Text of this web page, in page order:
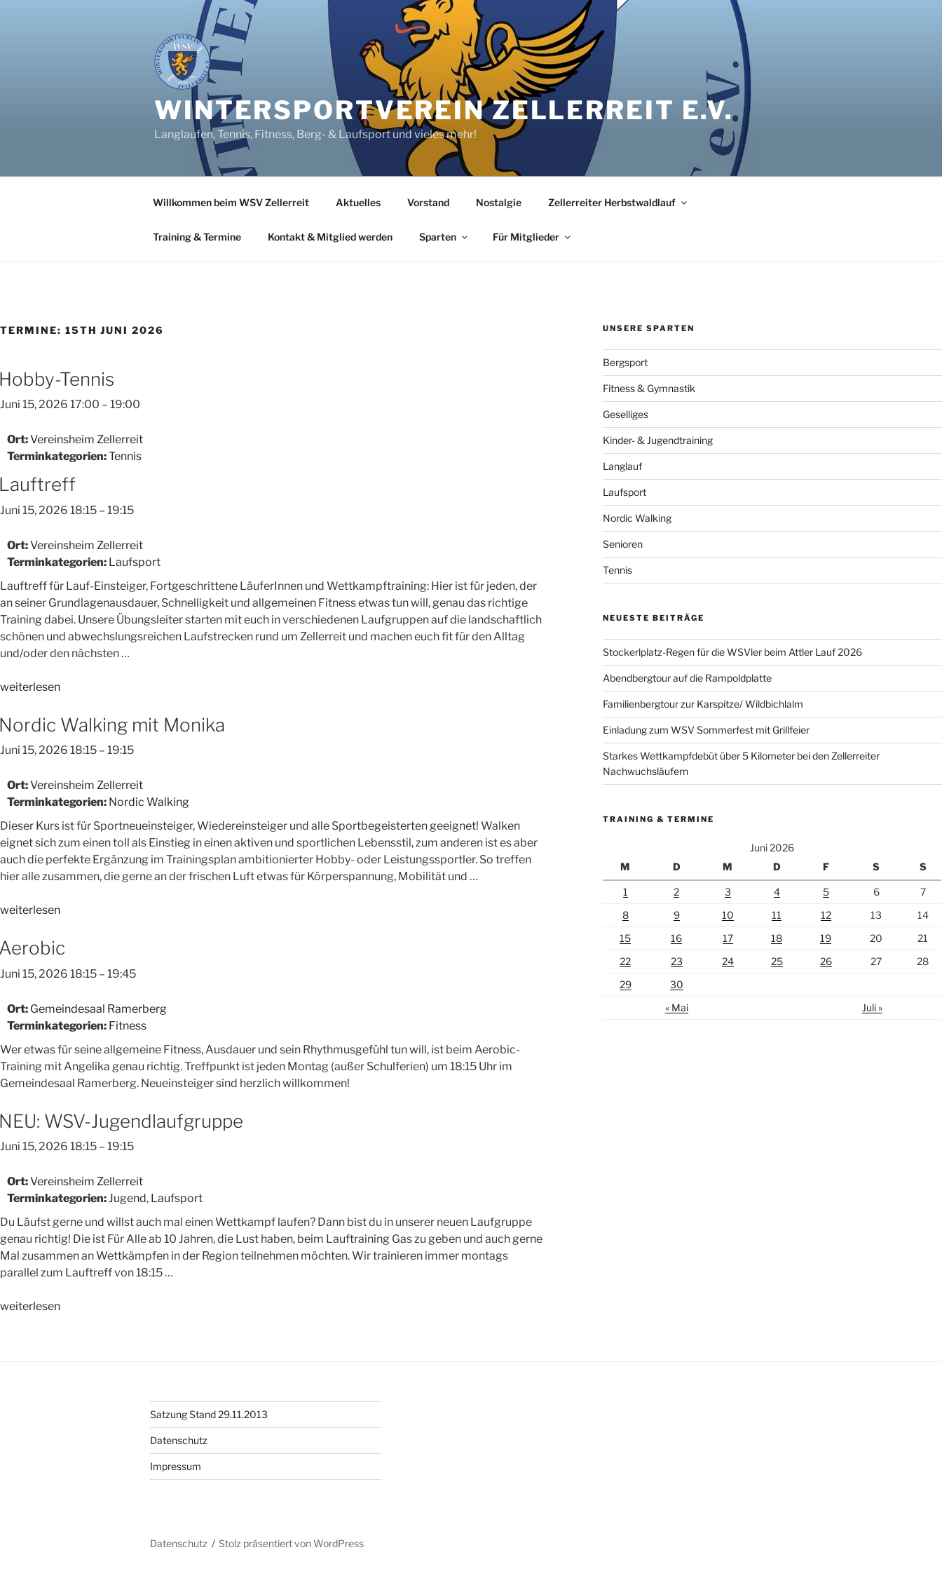
WINTERSPORTVEREIN ZELLERREIT E.V.
Langlaufen, Tennis, Fitness, Berg- & Laufsport und vieles mehr!
Willkommen beim WSV Zellerreit Aktuelles Vorstand Nostalgie Zellerreiter Herbstwaldlauf
Training & Termine Kontakt & Mitglied werden Sparten Für Mitglieder
TERMINE: 15TH JUNI 2026
Tennis
Juni 15, 2026 17:00 – 19:00
Ort:Vereinsheim Zellerreit
Terminkategorien:Tennis
Juni 15, 2026 18:15 – 19:15
Ort:Vereinsheim Zellerreit
Terminkategorien: Laufsport
Lauftreff für Lauf-Einsteiger, Fortgeschrittene LäuferInnen und Wettkampftraining: Hier ist für jeden, der
an seiner Grundlagenausdauer, Schnelligkeit und allgemeinen Fitness etwas tun will, genau das richtige
Training dabei. Unsere Übungsleiter starten mit euch in verschiedenen Laufgruppen auf die landschaftlich
schönen und abwechslungsreichen Laufstrecken rund um Zellerreit und machen euch fit für den Alltag
und/oder den nächsten …
„Lauftreff“
weiterlesen
Walking mit Monika
Juni 15, 2026 18:15 – 19:15
Ort:Vereinsheim Zellerreit
Terminkategorien: Nordic Walking
Dieser Kurs ist für Sportneueinsteiger, Wiedereinsteiger und alle Sportbegeisterten geeignet! Walken
eignet sich zum einen toll als Einstieg in einen aktiven und sportlichen Lebensstil, zum anderen ist es aber
auch die perfekte Ergänzung im Trainingsplan ambitionierter Hobby- oder Leistungssportler. So treffen
hier alle zusammen, die gerne an der frischen Luft etwas für Körperspannung, Mobilität und …
„Nordic
mit
Monika“
weiterlesen
Juni 15, 2026 18:15 – 19:45
Ort: Gemeindesaal Ramerberg
Terminkategorien: Fitness
Wer etwas für seine allgemeine Fitness, Ausdauer und sein Rhythmusgefühl tun will, ist beim Aerobic-
Training mit Angelika genau richtig. Treffpunkt ist jeden Montag (außer Schulferien) um 18:15 Uhr im
Gemeindesaal Ramerberg. Neueinsteiger sind herzlich willkommen!
WSV-Jugendlaufgruppe
Juni 15, 2026 18:15 – 19:15
Ort:Vereinsheim Zellerreit
Terminkategorien:Jugend, Laufsport
Du Läufst gerne und willst auch mal einen Wettkampf laufen? Dann bist du in unserer neuen Laufgruppe
genau richtig! Die ist Für Alle ab 10 Jahren, die Lust haben, beim Lauftraining Gas zu geben und auch gerne
Mal zusammen an Wettkämpfen in der Region teilnehmen möchten. Wir trainieren immer montags
parallel zum Lauftreff von 18:15 …
„NEU:
weiterlesen
UNSERE SPARTEN
Bergsport
Fitness & Gymnastik
Geselliges
Kinder- & Jugendtraining
Langlauf
Laufsport
Nordic Walking
Senioren
Tennis
NEUESTE BEITRÄGE
Stockerlplatz-Regen für die WSVler beim Attler Lauf 2026
Abendbergtour auf die Rampoldplatte
Familienbergtour zur Karspitze/ Wildbichlalm
Einladung zum WSV Sommerfest mit Grillfeier
Starkes Wettkampfdebüt über 5 Kilometer bei den Zellerreiter
Nachwuchsläufern
TRAINING & TERMINE
Juni 2026
M
D M D F S S
1 2 3 4 5 6
7
8
9 10 11 12 13
14
15
16 17 18 19 20
21
22
23 24 25 26 27
28
29
30
« Mai
Juli »
Satzung Stand 29.11.2013
Datenschutz
Impressum
Datenschutz Stolz präsentiert von WordPress